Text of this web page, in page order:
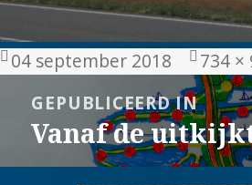
Geplaatst
04 september 2018 734 ×
navigatieGEPUBLICEERD IN
Vanaf de